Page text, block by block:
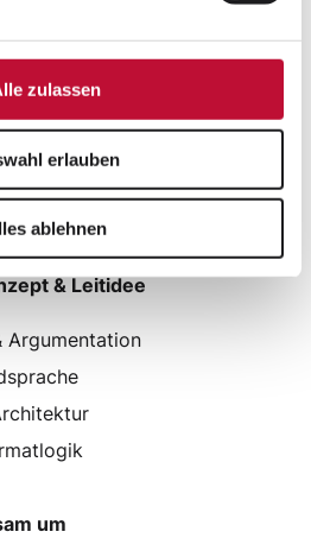
zulassen
erlauben
ablehnen
wirkt
Kaufmotive
USPs
Realität
& Leitidee
Argumentation
um